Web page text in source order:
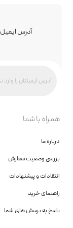
آدرس ایمیل
همراه با شما
درباره ما
بررسی وضعیت سفارش
انتقادات و پیشنهادات
راهنمای خرید
پاسخ به پرسش های شما